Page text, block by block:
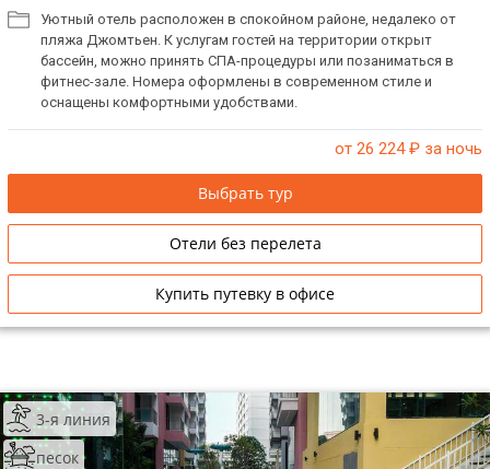
Уютный отель расположен в спокойном районе, недалеко от
пляжа Джомтьен. К услугам гостей на территории открыт
бассейн, можно принять СПА-процедуры или позаниматься в
фитнес-зале. Номера оформлены в современном стиле и
оснащены комфортными удобствами.
от 26 224₽ за ночь
Выбрать тур
Отели без перелета
Купить путевку в офисе
3-я линия
песок